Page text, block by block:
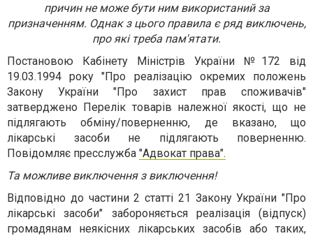
причин не може бути ним використаний за
призначенням. Однак з цього правила є ряд виключень,
про які треба пам'ятати.
Постановою Кабінету Міністрів України №172 від
19.03.1994 року "Про реалізацію окремих положень
Закону України "Про захист прав споживачів"
затверджено Перелік товарів належної якості, що не
підлягають обміну/поверненню, де вказано, що
лікарські засоби не підлягають поверненню.
Повідомляє пресслужба "Адвокат права".
Та можливе виключення з виключення!
Відповідно до частини 2 статті 21 Закону України "Про
лікарські засоби" забороняється реалізація (відпуск)
громадянам неякісних лікарських засобів або таких,